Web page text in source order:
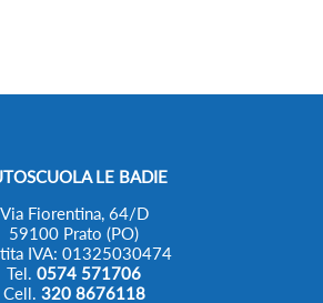
LE BADIE
Via Fiorentina, 64/D
59100 Prato (PO)
IVA: 01325030474
Tel.0574 571706
Cell. 320 8676118